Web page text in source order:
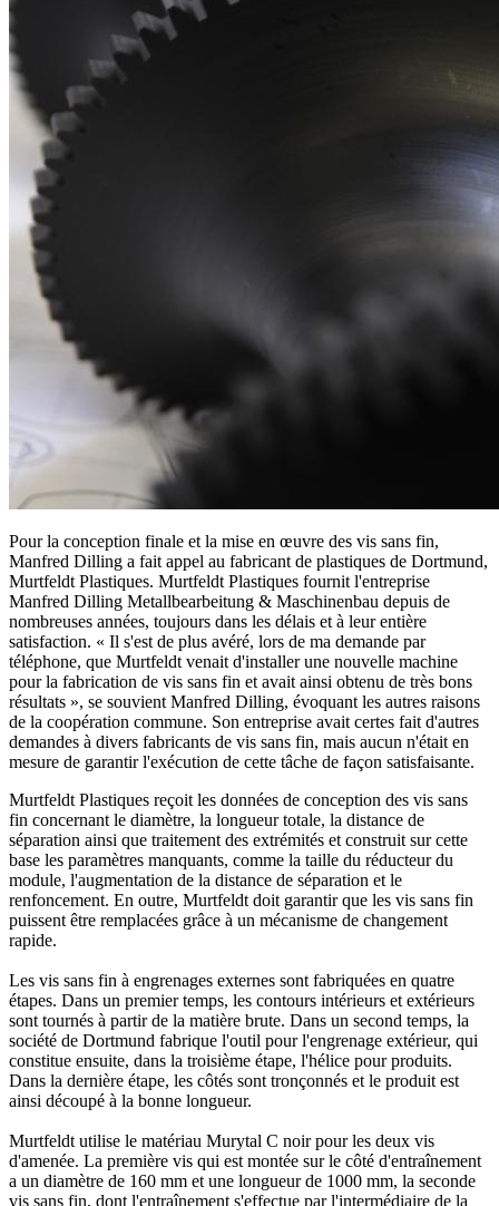
Pour la conception finale et la mise en œuvre des vis sans fin,
Manfred Dilling a fait appel au fabricant de plastiques de Dortmund,
Murtfeldt Plastiques. Murtfeldt Plastiques fournit l'entreprise
Manfred Dilling Metallbearbeitung & Maschinenbau depuis de
nombreuses années, toujours dans les délais et à leur entière
satisfaction. « Il s'est de plus avéré, lors de ma demande par
téléphone, que Murtfeldt venait d'installer une nouvelle machine
pour la fabrication de vis sans fin et avait ainsi obtenu de très bons
résultats », se souvient Manfred Dilling, évoquant les autres raisons
de la coopération commune. Son entreprise avait certes fait d'autres
demandes à divers fabricants de vis sans fin, mais aucun n'était en
mesure de garantir l'exécution de cette tâche de façon satisfaisante.
Murtfeldt Plastiques reçoit les données de conception des vis sans
fin concernant le diamètre, la longueur totale, la distance de
séparation ainsi que traitement des extrémités et construit sur cette
base les paramètres manquants, comme la taille du réducteur du
module, l'augmentation de la distance de séparation et le
renfoncement. En outre, Murtfeldt doit garantir que les vis sans fin
puissent être remplacées grâce à un mécanisme de changement
rapide.
Les vis sans fin à engrenages externes sont fabriquées en quatre
étapes. Dans un premier temps, les contours intérieurs et extérieurs
sont tournés à partir de la matière brute. Dans un second temps, la
société de Dortmund fabrique l'outil pour l'engrenage extérieur, qui
constitue ensuite, dans la troisième étape, l'hélice pour produits.
Dans la dernière étape, les côtés sont tronçonnés et le produit est
ainsi découpé à la bonne longueur.
Murtfeldt utilise le matériau Murytal C noir pour les deux vis
d'amenée. La première vis qui est montée sur le côté d'entraînement
a un diamètre de 160 mm et une longueur de 1000 mm, la seconde
vis sans fin, dont l'entraînement s'effectue par l'intermédiaire de la